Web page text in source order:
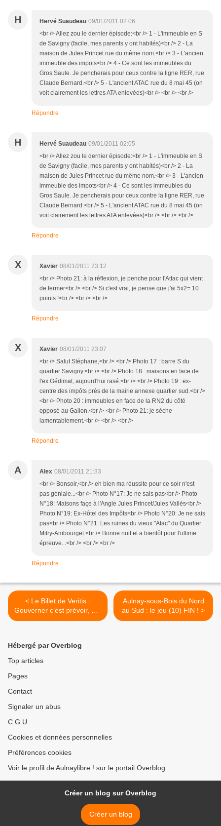
H Hervé Suaudeau 09/01/2011 02:06
<br /> Allez zou le dernier épisode:<br /> 1 - L'immeuble en S
de Savigny (facile, mes parents y ont habités)<br /> 2 - La
maison de Jules Princet rue du même nom.<br /> 3 - L'ancien
immeuble des impots<br /> 4 - Ce sont les immeubles du
Gros Saule. Je pencherais pour ceux contre la ligne RER, rue
Claude Bernard.<br /> 5 - L'ancient ATAC rue du 8 mai 45 (on
voit clairement les lettres ATA enlevées)<br /> <br /> <br />
Répondre
H Hervé Suaudeau 09/01/2011 02:05
<br /> Allez zou le dernier épisode:<br /> 1 - L'immeuble en S
de Savigny (facile, mes parents y ont habités)<br /> 2 - La
maison de Jules Princet rue du même nom.<br /> 3 - L'ancien
immeuble des impots<br /> 4 - Ce sont les immeubles du
Gros Saule. Je pencherais pour ceux contre la ligne RER, rue
Claude Bernard.<br /> 5 - L'ancient ATAC rue du 8 mai 45 (on
voit clairement les lettres ATA enlevées)<br /> <br /> <br />
Répondre
X Xavier 08/01/2011 23:12
<br /> Photo 21: à la réflexion, je penche pour l'Attac qui vient
de fermer<br /> <br /> Si c'est vrai, je pense que j'ai 5x2= 10
points !<br /> <br /> <br />
Répondre
X Xavier 08/01/2011 23:07
<br /> Salut Stéphane,<br /> <br /> Photo 17 : barre S du
quartier Savigny.<br /> <br /> Photo 18 : maisons en face de
l'ex Gédimat, aujourd'hui rasé.<br /> <br /> Photo 19 : ex-
centre des impôts près de la mairie annexe quartier sud.<br />
<br /> Photo 20 : immeubles en face de la RN2 du côté
opposé au Galion.<br /> <br /> Photo 21: je sèche
lamentablement.<br /> <br /> <br />
Répondre
A Alex 08/01/2011 21:33
<br /> Bonsoir,<br /> eh bien ma réussite pour ce soir n'est
pas géniale...<br /> Photo N°17: Je ne sais pas<br /> Photo
N°18: Maisons façe à l'Angle Jules Princet/Jules Vallès<br />
Photo N°19: Ex-Hôtel des Impôts<br /> Photo N°20: Je ne sais
pas<br /> Photo N°21: Les ruines du vieux "Atac" du Quartier
Mitry-Ambourget.<br /> Bonne nuit et a bientôt pour l'ultime
épreuve...<br /> <br /> <br />
Répondre
< Le Billet de Veritis :
Gouverner c’est prévoir, dit-
on….
Aulnay-sous-Bois du Nord
au Sud : le jeu (10) FIN ! >
Hébergé par Overblog
Top articles
Pages
Contact
Signaler un abus
C.G.U.
Cookies et données personnelles
Préférences cookies
Voir le profil de Aulnaylibre ! sur le portail Overblog
Créer un blog sur Overblog
Créer un blog